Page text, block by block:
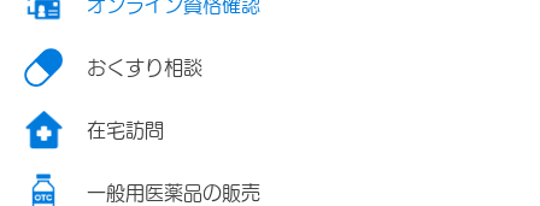
オンライン資格確認
おくすり相談
在宅訪問
一般用医薬品の販売